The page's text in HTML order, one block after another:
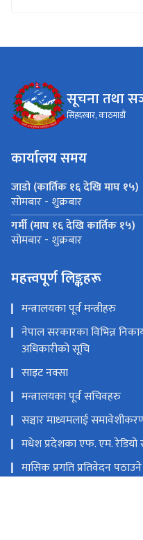
सूचना तथा
सिंहदरबार, काठमाडौं
कार्यालय समय
जाडो (कार्तिक १६ देखि माघ १५)
सोमबार - शुक्रबार
गर्मी (माघ १६ देखि कार्तिक १५)
सोमबार - शुक्रबार
महत्त्वपूर्ण लिङ्कहरू
मन्त्रालयका पूर्व मन्त्रीहरु
नेपाल सरकारका विभिन्न
अधिकारीको सूचि
साइट नक्सा
मन्त्रालयका पूर्व सचिवहरु
सञ्चार माध्यमलाई
मधेश प्रदेशका एफ. एम.
मासिक प्रगति प्रतिवेदन